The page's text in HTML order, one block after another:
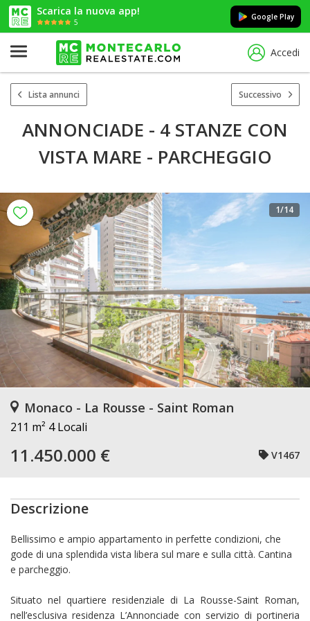
Scarica la nuova app!
5
Google Play
Accedi
Lista annunci Successivo
ANNONCIADE - 4 STANZE CON
VISTA MARE - PARCHEGGIO
1/14
Monaco - La Rousse - Saint Roman
211 m² 4 Locali
11.450.000 € V1467
Descrizione
Bellissimo e ampio appartamento in perfette condizioni, che
gode di una splendida vista libera sul mare e sulla città. Cantina
e parcheggio.
Situato nel quartiere residenziale di La Rousse-Saint Roman,
nell’esclusiva residenza L’Annonciade con servizio di portineria